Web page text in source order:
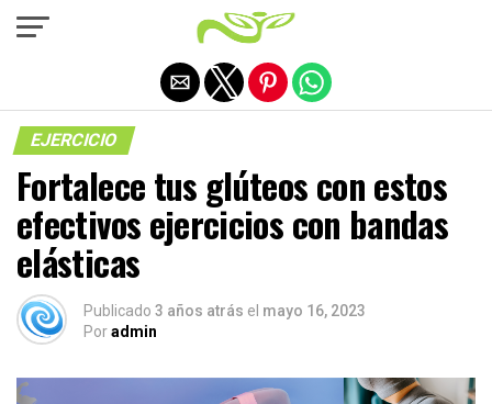
EJERCICIO
Fortalece tus glúteos con estos
efectivos ejercicios con bandas
elásticas
Publicado 3 años atrás el mayo 16, 2023
Poradmin
Salir de la versión móvil